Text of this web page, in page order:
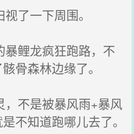
了一下周围。
鲤龙疯狂跑路，不
骨森林边缘了。
不是被暴风雨+暴风
不知道跑哪儿去了。